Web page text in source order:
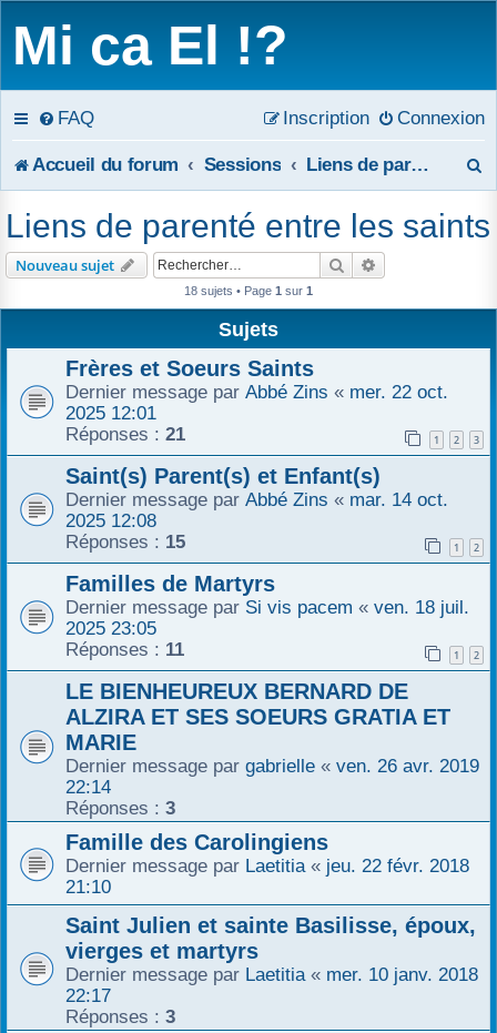
Mi ca El !?
FAQ Connexion
Inscription
Accueil du forum Sessions Liens de parenté entre les saints
c
Liens de parenté entre les saints
Nouveau sujet Rechercher
18 sujets • Page 1 sur 1
Sujets
Frères et Soeurs Saints
Dernier message par Abbé Zins « mer. 22 oct.
2025 12:01
Réponses : 21 1 2 3
Saint(s) Parent(s) et Enfant(s)
Dernier message par Abbé Zins « mar. 14 oct.
2025 12:08
Réponses : 15 1 2
Familles de Martyrs
Dernier message par Si vis pacem « ven. 18 juil.
2025 23:05
Réponses : 11 1 2
LE BIENHEUREUX BERNARD DE
ALZIRA ET SES SOEURS GRATIA ET
MARIE
Dernier message par gabrielle « ven. 26 avr. 2019
22:14
Réponses : 3
Famille des Carolingiens
Dernier message par Laetitia « jeu. 22 févr. 2018
21:10
Saint Julien et sainte Basilisse, époux,
vierges et martyrs
Dernier message par Laetitia « mer. 10 janv. 2018
22:17
Réponses : 3